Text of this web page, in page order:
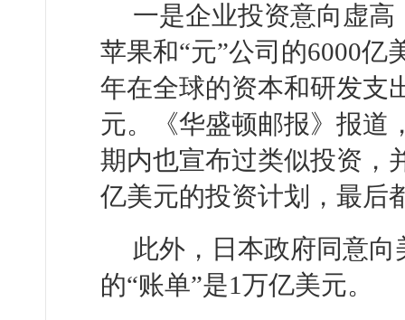
一是企业投资意向虚高
苹果和“元”公司的6000亿
年在全球的资本和研发支
元。《华盛顿邮报》报道
期内也宣布过类似投资，
亿美元的投资计划，最后
此外，日本政府同意
的“账单”是1万亿美元。